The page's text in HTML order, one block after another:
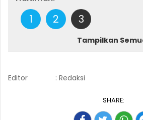
1 2 3
Tampilkan
Editor : Redaksi
SHARE: